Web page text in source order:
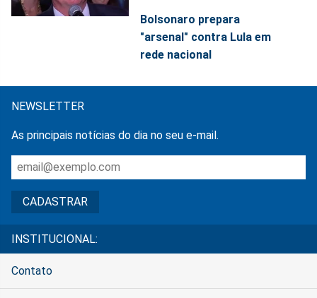
Bolsonaro prepara
"arsenal" contra Lula em
rede nacional
NEWSLETTER
As principais notícias do dia no seu e-mail.
INSTITUCIONAL:
Contato